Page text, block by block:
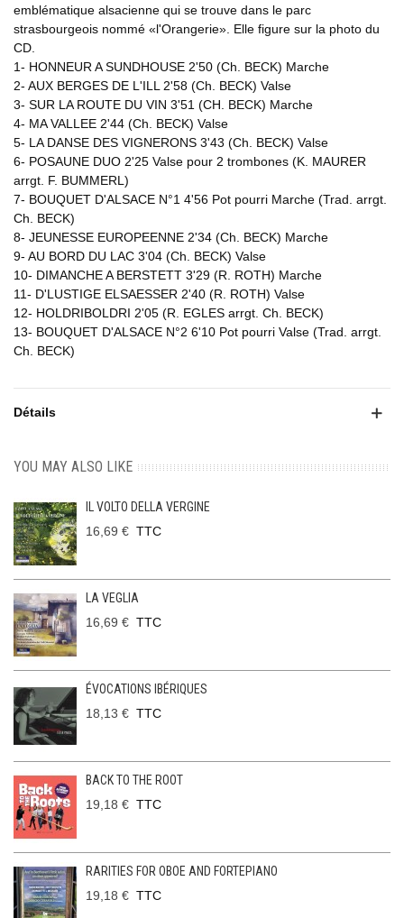
emblématique alsacienne qui se trouve dans le parc
strasbourgeois nommé «l'Orangerie». Elle figure sur la photo du
CD.
1- HONNEUR A SUNDHOUSE 2'50 (Ch. BECK) Marche
2- AUX BERGES DE L'ILL 2'58 (Ch. BECK) Valse
3- SUR LA ROUTE DU VIN 3'51 (CH. BECK) Marche
4- MA VALLEE 2'44 (Ch. BECK) Valse
5- LA DANSE DES VIGNERONS 3'43 (Ch. BECK) Valse
6- POSAUNE DUO 2'25 Valse pour 2 trombones (K. MAURER
arrgt. F. BUMMERL)
7- BOUQUET D'ALSACE N°1 4'56 Pot pourri Marche (Trad. arrgt.
Ch. BECK)
8- JEUNESSE EUROPEENNE 2'34 (Ch. BECK) Marche
9- AU BORD DU LAC 3'04 (Ch. BECK) Valse
10- DIMANCHE A BERSTETT 3'29 (R. ROTH) Marche
11- D'LUSTIGE ELSAESSER 2'40 (R. ROTH) Valse
12- HOLDRIBOLDRI 2'05 (R. EGLES arrgt. Ch. BECK)
13- BOUQUET D'ALSACE N°2 6'10 Pot pourri Valse (Trad. arrgt.
Ch. BECK)
Détails
YOU MAY ALSO LIKE
IL VOLTO DELLA VERGINE
16,69 € TTC
LA VEGLIA
16,69 € TTC
ÉVOCATIONS IBÉRIQUES
18,13 € TTC
BACK TO THE ROOT
19,18 € TTC
RARITIES FOR OBOE AND FORTEPIANO
19,18 € TTC